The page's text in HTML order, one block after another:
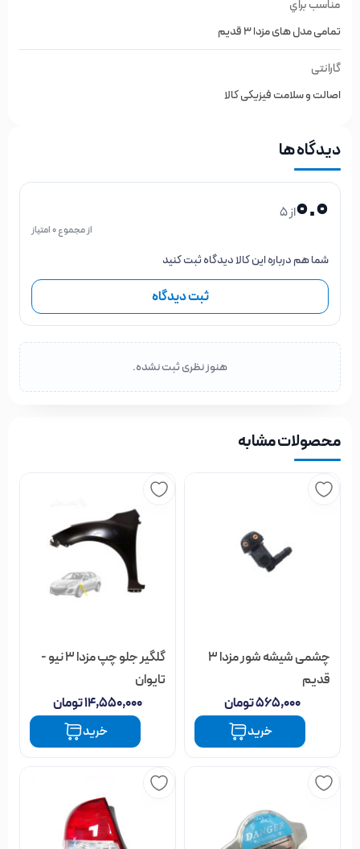
مناسب براي
تمامی مدل های مزدا 3 قدیم
گارانتی
اصالت و سلامت فیزیکی کالا
دیدگاه ها
0.0از 5
از مجموع 0 امتیاز
شما هم درباره این کالا دیدگاه ثبت کنید
ثبت دیدگاه
هنوز نظری ثبت نشده.
محصولات مشابه
چشمی شیشه شور مزدا 3
قدیم
۵۶۵,۰۰۰تومان
خرید
گلگیر جلو چپ مزدا 3 نیو -
تایوان
۱۴,۵۵۰,۰۰۰تومان
خرید